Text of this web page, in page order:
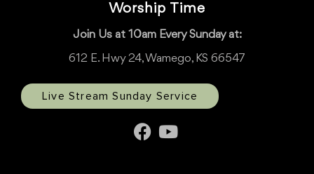
Worship Time
Join Us at 10am Every Sunday at:
612 E. Hwy 24, Wamego, KS 66547
Live Stream Sunday Service